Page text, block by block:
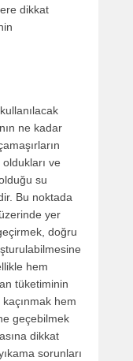
dikkat
ne kadar
ve
su
Bu noktada
yer
doğru
hem
tüketiminin
hem
geçebilmek
dikkat
sorunları